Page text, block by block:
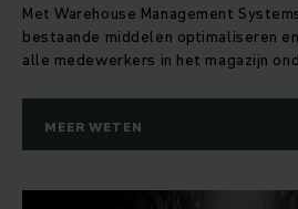
Met Warehouse Management
bestaande middelen optimaliseren
alle medewerkers in het magazijn
MEER WETEN